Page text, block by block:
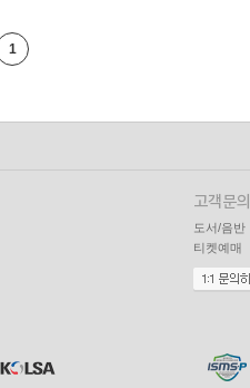
1
고객문의
도서/음반
티켓예매